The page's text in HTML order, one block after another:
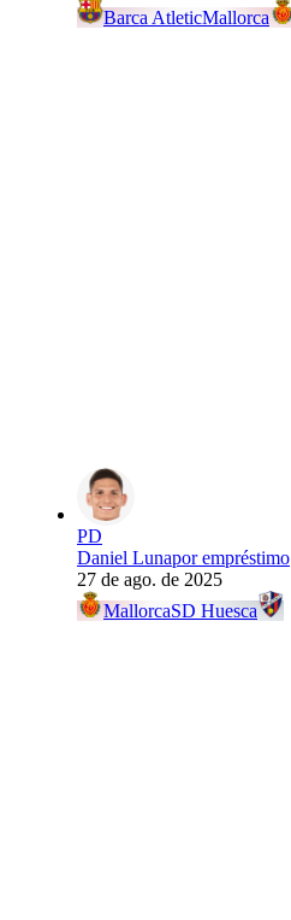
Barca AtleticMallorca
PD
Daniel Lunapor empréstimo
27 de ago. de 2025
MallorcaSD Huesca